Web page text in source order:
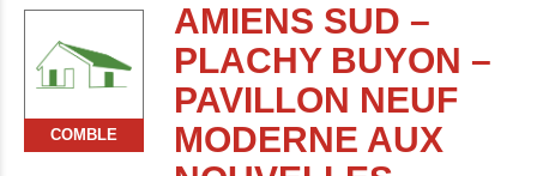
COMBLE
AMIENS SUD –
PLACHY BUYON –
PAVILLON NEUF
MODERNE AUX